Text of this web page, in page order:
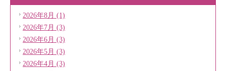
2026年8月 (1)
2026年7月 (3)
2026年6月 (3)
2026年5月 (3)
2026年4月 (3)